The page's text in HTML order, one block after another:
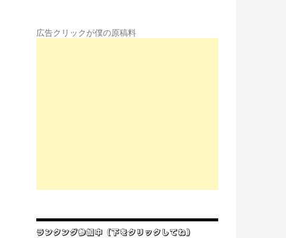
広告クリックが僕の原稿料
ランクング参加中（下をクリックしてね）